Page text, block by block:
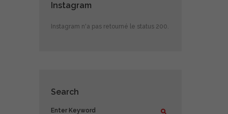
Instagram
Instagram n'a pas retourné le status 200.
Search